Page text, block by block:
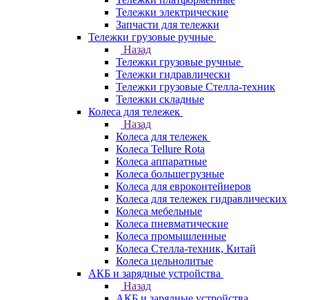
Тележки электрические
Запчасти для тележки
Тележки грузовые ручные
Назад
Тележки грузовые ручные
Тележки гидравлически
Тележки грузовые Стелла-техник
Тележки складные
Колеса для тележек
Назад
Колеса для тележек
Колеса Tellure Rota
Колеса аппаратные
Колеса большегрузные
Колеса для евроконтейнеров
Колеса для тележек гидравлических
Колеса мебельные
Колеса пневматические
Колеса промышленные
Колеса Стелла-техник, Китай
Колеса цельнолитые
АКБ и зарядные устройства
Назад